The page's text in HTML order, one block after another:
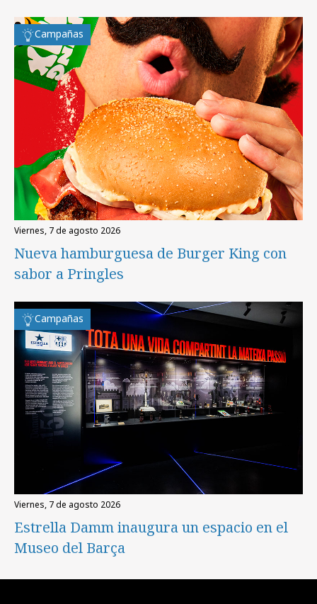
Campañas
viernes, 7 de agosto 2026
Nueva hamburguesa de Burger King con
sabor a Pringles
Campañas
viernes, 7 de agosto 2026
Estrella Damm inaugura un espacio en el
Museo del Barça